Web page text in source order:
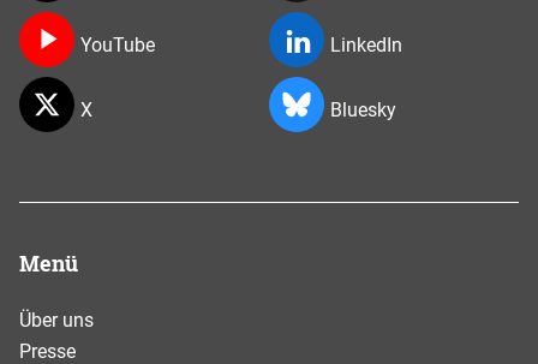
YouTube LinkedIn
X Bluesky
Menü
Über uns
Presse